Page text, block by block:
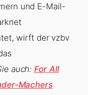
und E-Mail-
wirft der vzbv
auch:For All
Machers